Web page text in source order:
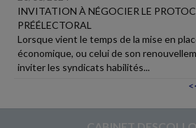
INVITATION À NÉGOCIER LE
PRÉÉLECTORAL
Lorsque vient le temps de la mise en
économique, ou celui de son
inviter les syndicats habilités...